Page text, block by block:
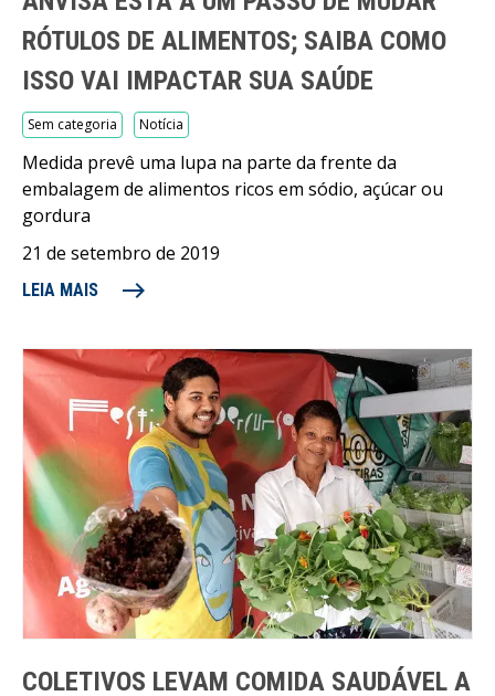
RÓTULOS DE ALIMENTOS; SAIBA COMO
ISSO VAI IMPACTAR SUA SAÚDE
Sem categoria Notícia
Medida prevê uma lupa na parte da frente da
embalagem de alimentos ricos em sódio, açúcar ou
gordura
21 de setembro de 2019
LEIA MAIS east
COLETIVOS LEVAM COMIDA SAUDÁVEL A